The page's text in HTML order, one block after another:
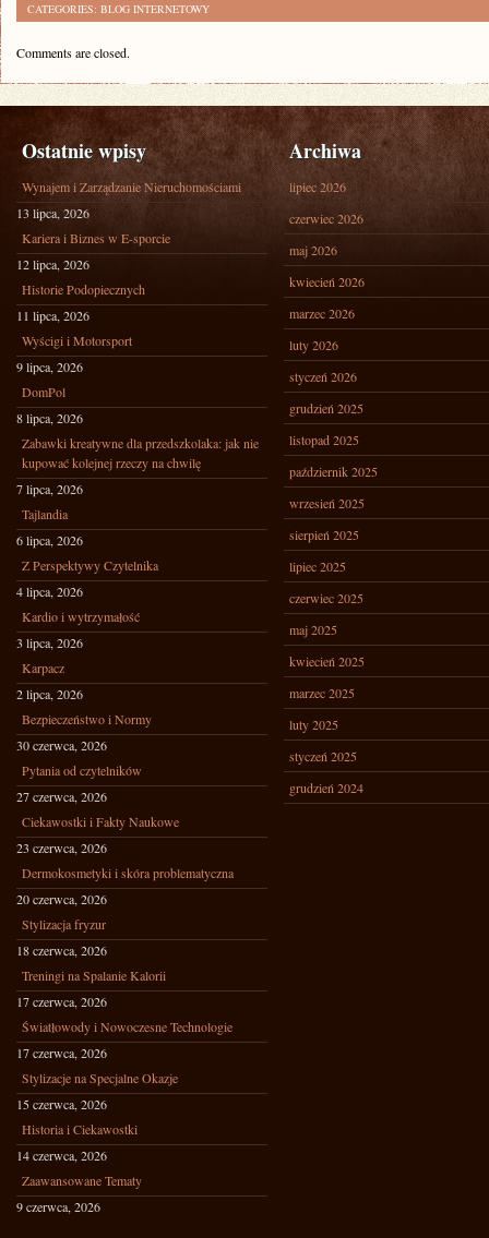
CATEGORIES: BLOG INTERNETOWY
Comments are closed.
Ostatnie wpisy
Wynajem i Zarządzanie Nieruchomościami
13 lipca, 2026
Kariera i Biznes w E-sporcie
12 lipca, 2026
Historie Podopiecznych
11 lipca, 2026
Wyścigi i Motorsport
9 lipca, 2026
DomPol
8 lipca, 2026
Zabawki kreatywne dla przedszkolaka: jak nie
kupować kolejnej rzeczy na chwilę
7 lipca, 2026
Tajlandia
6 lipca, 2026
Z Perspektywy Czytelnika
4 lipca, 2026
Kardio i wytrzymałość
3 lipca, 2026
Karpacz
2 lipca, 2026
Bezpieczeństwo i Normy
30 czerwca, 2026
Pytania od czytelników
27 czerwca, 2026
Ciekawostki i Fakty Naukowe
23 czerwca, 2026
Dermokosmetyki i skóra problematyczna
20 czerwca, 2026
Stylizacja fryzur
18 czerwca, 2026
Treningi na Spalanie Kalorii
17 czerwca, 2026
Światłowody i Nowoczesne Technologie
17 czerwca, 2026
Stylizacje na Specjalne Okazje
15 czerwca, 2026
Historia i Ciekawostki
14 czerwca, 2026
Zaawansowane Tematy
9 czerwca, 2026
Archiwa
lipiec 2026
czerwiec 2026
maj 2026
kwiecień 2026
marzec 2026
luty 2026
styczeń 2026
grudzień 2025
listopad 2025
październik 2025
wrzesień 2025
sierpień 2025
lipiec 2025
czerwiec 2025
maj 2025
kwiecień 2025
marzec 2025
luty 2025
styczeń 2025
grudzień 2024